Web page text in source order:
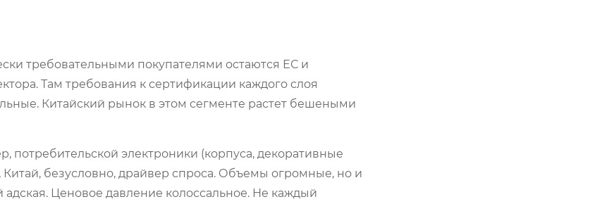
требовательными покупателями остаются ЕС и
Там требования к сертификации каждого слоя
Китайский рынок в этом сегменте растет бешеными
потребительской электроники (корпуса, декоративные
безусловно, драйвер спроса. Объемы огромные, но и
Ценовое давление колоссальное. Не каждый